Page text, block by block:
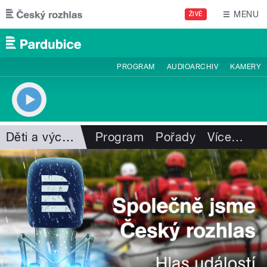
Přejít k hlavnímu obsahu
ŽIVĚ MENU
PROGRAM AUDIOARCHIV KAMERY
Děti a výchova Program Pořady Více…